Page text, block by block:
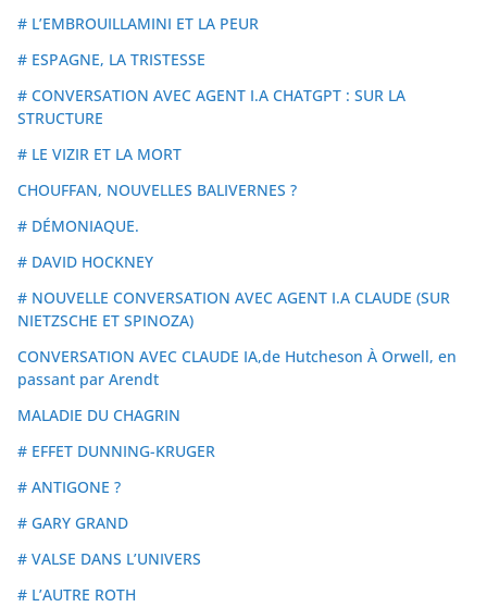
# L’EMBROUILLAMINI ET LA PEUR
# ESPAGNE, LA TRISTESSE
# CONVERSATION AVEC AGENT I.A CHATGPT : SUR LA
STRUCTURE
# LE VIZIR ET LA MORT
CHOUFFAN, NOUVELLES BALIVERNES ?
# DÉMONIAQUE.
# DAVID HOCKNEY
# NOUVELLE CONVERSATION AVEC AGENT I.A CLAUDE (SUR
NIETZSCHE ET SPINOZA)
CONVERSATION AVEC CLAUDE IA,de Hutcheson À Orwell, en
passant par Arendt
MALADIE DU CHAGRIN
# EFFET DUNNING-KRUGER
# ANTIGONE ?
# GARY GRAND
# VALSE DANS L’UNIVERS
# L’AUTRE ROTH